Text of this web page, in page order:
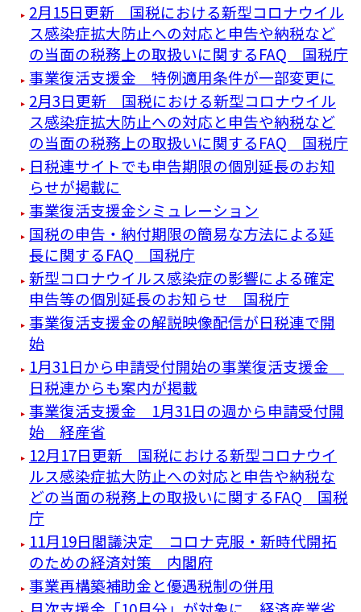
2月15日更新 国税における新型コロナウイル
ス感染症拡大防止への対応と申告や納税など
の当面の税務上の取扱いに関するFAQ 国税庁
事業復活支援金 特例適用条件が一部変更に
2月3日更新 国税における新型コロナウイル
ス感染症拡大防止への対応と申告や納税など
の当面の税務上の取扱いに関するFAQ 国税庁
日税連サイトでも申告期限の個別延長のお知
らせが掲載に
事業復活支援金シミュレーション
国税の申告・納付期限の簡易な方法による延
長に関するFAQ 国税庁
新型コロナウイルス感染症の影響による確定
申告等の個別延長のお知らせ 国税庁
事業復活支援金の解説映像配信が日税連で開
始
1月31日から申請受付開始の事業復活支援金
日税連からも案内が掲載
事業復活支援金 1月31日の週から申請受付開
始 経産省
12月17日更新 国税における新型コロナウイ
ルス感染症拡大防止への対応と申告や納税な
どの当面の税務上の取扱いに関するFAQ 国税
庁
11月19日閣議決定 コロナ克服・新時代開拓
のための経済対策 内閣府
事業再構築補助金と優遇税制の併用